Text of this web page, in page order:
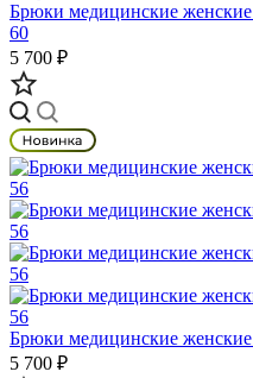
Брюки медицинские
60
5 700 ₽
Брюки медицинские
5 700 ₽